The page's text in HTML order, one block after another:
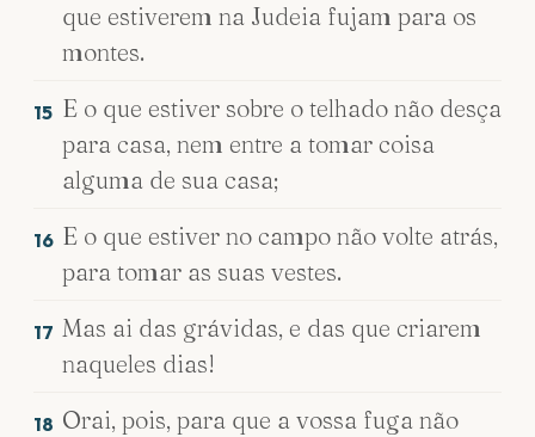
que estiverem na Judeia fujam para os
montes.
15 E o que estiver sobre o telhado não desça
para casa, nem entre a tomar coisa
alguma de sua casa;
16 E o que estiver no campo não volte atrás,
para tomar as suas vestes.
17 Mas ai das grávidas, e das que criarem
naqueles dias!
18 Orai, pois, para que a vossa fuga não